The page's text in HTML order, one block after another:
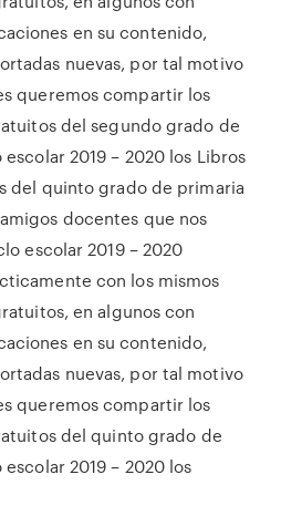
en su contenido,
nuevas, por tal motivo
queremos compartir los
del segundo grado de
2019 – 2020 los Libros
del quinto grado de primaria
docentes que nos
escolar 2019 – 2020
con los mismos
en algunos con
en su contenido,
nuevas, por tal motivo
queremos compartir los
del quinto grado de
2019 – 2020 los